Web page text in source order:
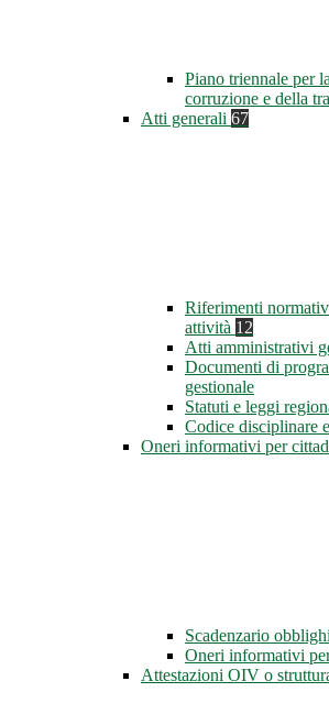
Piano triennale per
corruzione e della
Atti generali 67
Riferimenti
attività 12
Atti amministrativi
Documenti di
gestionale
Statuti e leggi
Codice disciplinare
Oneri informativi per
Scadenzario
Oneri informativi
Attestazioni OIV o